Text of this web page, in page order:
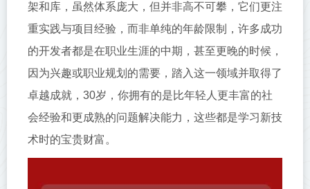
架和库，虽然体系庞大，但并非高不可攀，它们更注
重实践与项目经验，而非单纯的年龄限制，许多成功
的开发者都是在职业生涯的中期，甚至更晚的时候，
因为兴趣或职业规划的需要，踏入这一领域并取得了
卓越成就，30岁，你拥有的是比年轻人更丰富的社
会经验和更成熟的问题解决能力，这些都是学习新技
术时的宝贵财富。